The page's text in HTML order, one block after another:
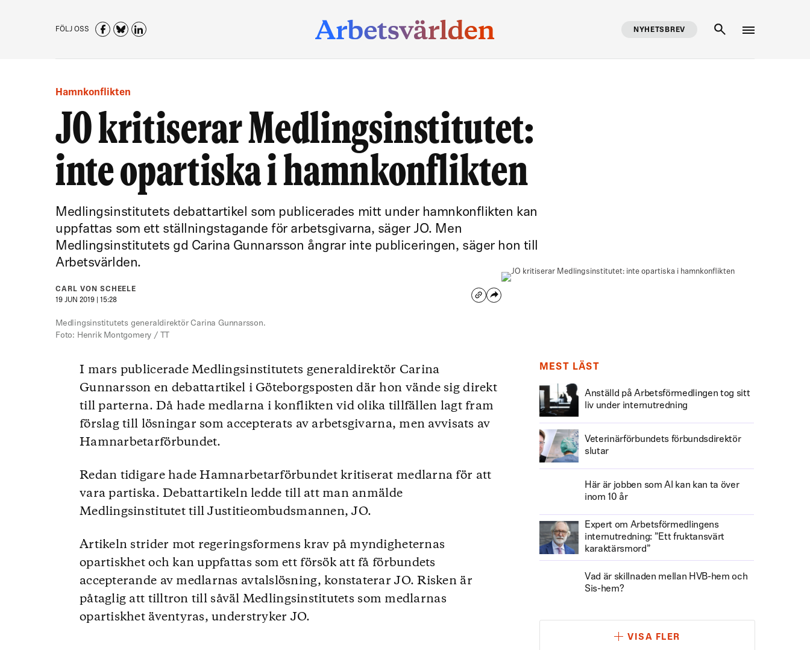
FÖLJ OSS NYHETSBREV
Hamnkonflikten
JO kritiserar Medlingsinstitutet:
inte opartiska i hamnkonflikten
Medlingsinstitutets debattartikel som publicerades mitt under hamnkonflikten kan
uppfattas som ett ställningstagande för arbetsgivarna, säger JO. Men
Medlingsinstitutets gd Carina Gunnarsson ångrar inte publiceringen, säger hon till
Arbetsvärlden.
CARL VON SCHEELE
19 JUN 2019 | 15:28
Medlingsinstitutets generaldirektör Carina Gunnarsson.
Foto: Henrik Montgomery / TT
I mars publicerade Medlingsinstitutets generaldirektör Carina
Gunnarsson en debattartikel i Göteborgsposten där hon vände sig direkt
till parterna. Då hade medlarna i konflikten vid olika tillfällen lagt fram
förslag till lösningar som accepterats av arbetsgivarna, men avvisats av
Hamnarbetarförbundet.
Redan tidigare hade Hamnarbetarförbundet kritiserat medlarna för att
vara partiska. Debattartikeln ledde till att man anmälde
Medlingsinstitutet till Justitieombudsmannen, JO.
Artikeln strider mot regeringsformens krav på myndigheternas
opartiskhet och kan uppfattas som ett försök att få förbundets
accepterande av medlarnas avtalslösning, konstaterar JO. Risken är
påtaglig att tilltron till såväl Medlingsinstitutets som medlarnas
opartiskhet äventyras, understryker JO.
MEST LÄST
Anställd på Arbetsförmedlingen tog sitt
liv under internutredning
Veterinärförbundets förbundsdirektör
slutar
Här är jobben som AI kan kan ta över
inom 10 år
Expert om Arbetsförmedlingens
internutredning: ”Ett fruktansvärt
karaktärsmord”
Vad är skillnaden mellan HVB-hem och
Sis-hem?
VISA FLER